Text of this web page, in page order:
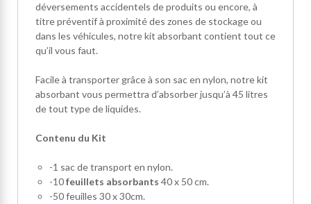
déversements accidentels de produits ou encore, à
titre préventif à proximité des zones de stockage ou
dans les véhicules, notre kit absorbant contient tout ce
qu’il vous faut.
Facile à transporter grâce à son sac en nylon, notre kit
absorbant vous permettra d’absorber jusqu’à 45 litres
de tout type de liquides.
Contenu du Kit
-1 sac de transport en nylon.
-10feuillets absorbants 40 x 50 cm.
-50 feuilles 30 x 30cm.